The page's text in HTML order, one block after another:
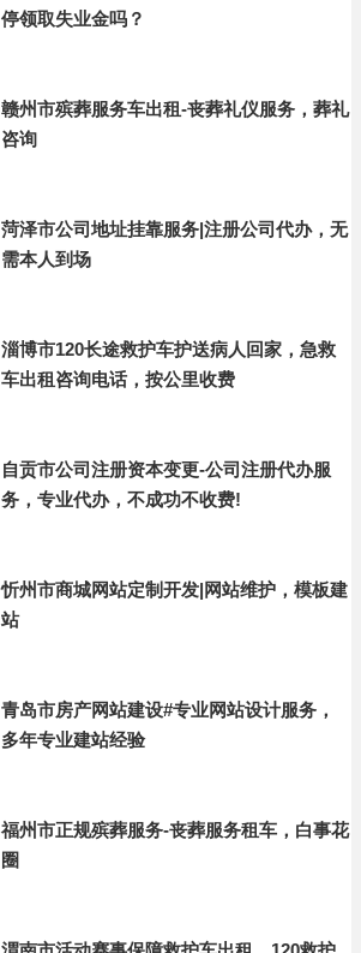
停领取失业金吗？
赣州市殡葬服务车出租-丧葬礼仪服务，葬礼
咨询
菏泽市公司地址挂靠服务|注册公司代办，无
需本人到场
淄博市120长途救护车护送病人回家，急救
车出租咨询电话，按公里收费
自贡市公司注册资本变更-公司注册代办服
务，专业代办，不成功不收费!
忻州市商城网站定制开发|网站维护，模板建
站
青岛市房产网站建设#专业网站设计服务，
多年专业建站经验
福州市正规殡葬服务-丧葬服务租车，白事花
圈